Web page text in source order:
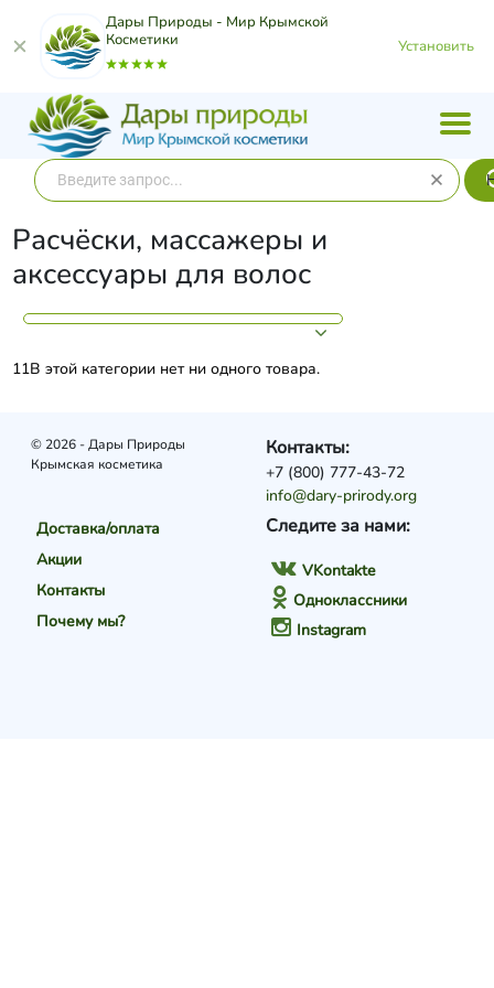
Дары Природы - Мир Крымской
Косметики
Установить
Расчёски, массажеры и
аксессуары для волос
11В этой категории нет ни одного товара.
© 2026 - Дары Природы
Крымская косметика
Доставка/оплата
Акции
Контакты
Почему мы?
Следите за нами:
VKontakte
Одноклассники
Instagram
Контакты:
+7 (800) 777-43-72
info@dary-prirody.org